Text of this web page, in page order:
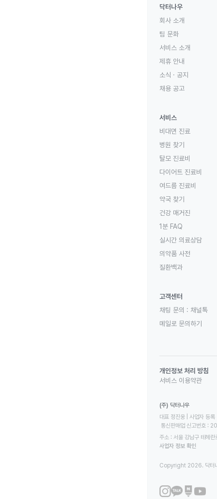
닥터나우
회사 소개
팀 문화
서비스 소개
제휴 안내
소식 · 공지
채용 공고
서비스
비대면 진료
병원 찾기
탈모 진료비
다이어트 진료비
여드름 진료비
약국 찾기
건강 매거진
1분 FAQ
실시간 의료상담
의약품 사전
질환백과
고객센터
채팅 문의 : 채널톡
메일로 문의하기
개인정보 처리 방침
서비스 이용약관
(주) 닥터나우
대표 정진웅 | 사업자
통신판매업 신고번호
주소 : 서울 강남구 테헤
사업자 정보 확인
Copyright 2026. 닥터